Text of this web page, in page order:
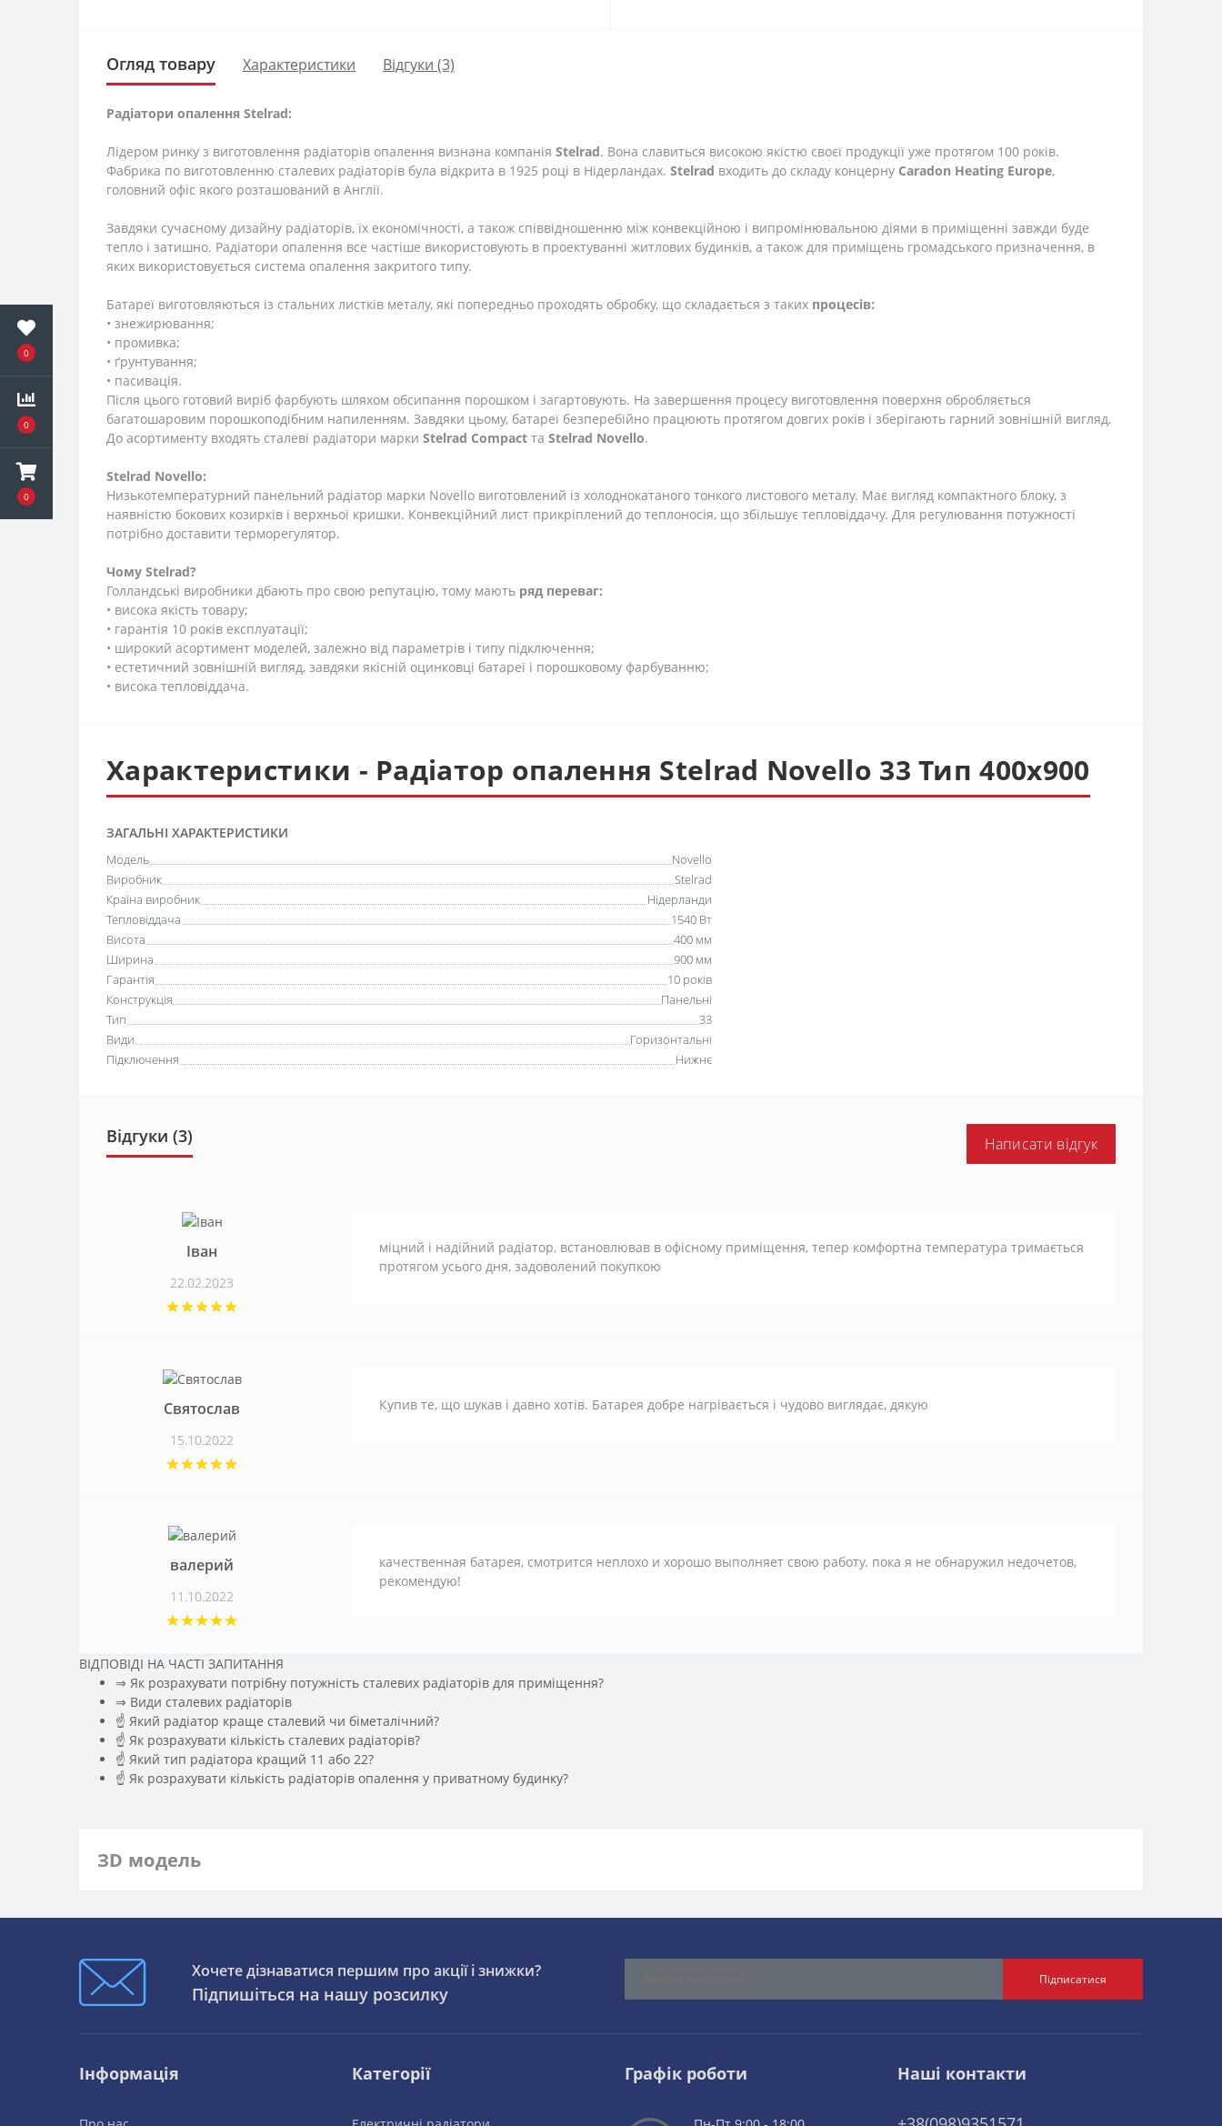
0
0
0
Огляд товару Характеристики Відгуки (3)
Радіатори опалення Stelrad:
Лідером ринку з виготовлення радіаторів опалення визнана компанія Stelrad. Вона славиться високою якістю своєї продукції уже протягом 100 років.
Фабрика по виготовленню сталевих радіаторів була відкрита в 1925 році в Нідерландах. Stelrad входить до складу концерну Caradon Heating Europe,
головний офіс якого розташований в Англії.
Завдяки сучасному дизайну радіаторів, їх економічності, а також співвідношенню між конвекційною і випромінювальною діями в приміщенні завжди буде
тепло і затишно. Радіатори опалення все частіше використовують в проектуванні житлових будинків, а також для приміщень громадського призначення, в
яких використовується система опалення закритого типу.
Батареї виготовляються із стальних листків металу, які попередньо проходять обробку, що складається з таких процесів:
• знежирювання;
• промивка;
• ґрунтування;
• пасивація.
Після цього готовий виріб фарбують шляхом обсипання порошком і загартовують. На завершення процесу виготовлення поверхня обробляється
багатошаровим порошкоподібним напиленням. Завдяки цьому, батареї безперебійно працюють протягом довгих років і зберігають гарний зовнішній вигляд.
До асортименту входять сталеві радіатори марки Stelrad Compact та Stelrad Novello.
Stelrad Novello:
Низькотемпературний панельний радіатор марки Novello виготовлений із холоднокатаного тонкого листового металу. Має вигляд компактного блоку, з
наявністю бокових козирків і верхньої кришки. Конвекційний лист прикріплений до теплоносія, що збільшує тепловіддачу. Для регулювання потужності
потрібно доставити терморегулятор.
Чому Stelrad?
Голландські виробники дбають про свою репутацію, тому мають ряд переваг:
• висока якість товару;
• гарантія 10 років експлуатації;
• широкий асортимент моделей, залежно від параметрів і типу підключення;
• естетичний зовнішній вигляд, завдяки якісній оцинковці батареї і порошковому фарбуванню;
• висока тепловіддача.
Характеристики - Радіатор опалення Stelrad Novello 33 Тип 400х900
ЗАГАЛЬНІ ХАРАКТЕРИСТИКИ
Модель
Novello
Виробник
Stelrad
Країна виробник
Нідерланди
Тепловіддача
1540 Вт
Висота
400 мм
Ширина
900 мм
Гарантія
10 років
Конструкція
Панельні
Тип
33
Види
Горизонтальні
Підключення
Нижнє
Відгуки (3) Написати відгук
Іван
22.02.2023
міцний і надійний радіатор, встановлював в офісному приміщення, тепер комфортна температура тримається
протягом усього дня, задоволений покупкою
Святослав
15.10.2022
Купив те, що шукав і давно хотів. Батарея добре нагрівається і чудово виглядає, дякую
валерий
11.10.2022
качественная батарея, смотрится неплохо и хорошо выполняет свою работу. пока я не обнаружил недочетов,
рекомендую!
ВІДПОВІДІ НА ЧАСТІ ЗАПИТАННЯ
⇒ Як розрахувати потрібну потужність сталевих радіаторів для приміщення?
️⇒ Види сталевих радіаторів
☝ Який радіатор краще сталевий чи біметалічний?
☝ Як розрахувати кількість сталевих радіаторів?
☝ Який тип радіатора кращий 11 або 22?
☝ Як розрахувати кількість радіаторів опалення у приватному будинку?
ЗD модель
Хочете дізнаватися першим про акції і знижки?
Підпишіться на нашу розсилку
Підписатися
Інформація Категорії Графік роботи Наші контакти